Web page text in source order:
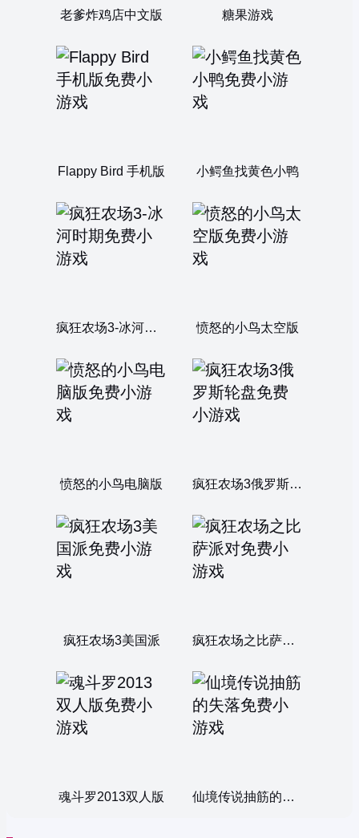
老爹炸鸡店中文版 糖果游戏
Flappy Bird 手机版 小鳄鱼找黄色小鸭
疯狂农场3-冰河时期 愤怒的小鸟太空版
愤怒的小鸟电脑版 疯狂农场3俄罗斯轮盘
疯狂农场3美国派 疯狂农场之比萨派对
魂斗罗2013双人版 仙境传说抽筋的失落